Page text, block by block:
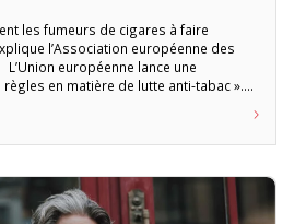
les fumeurs de cigares à faire
l’Association européenne des
européenne lance une
en matière de lutte anti-tabac ».
de Bruxelles) en prélude à une